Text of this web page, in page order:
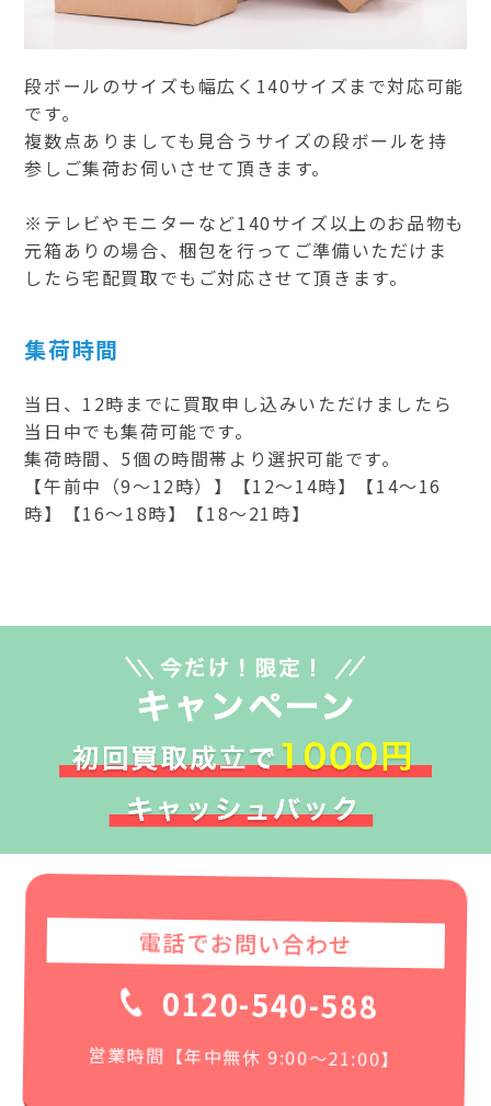
段ボールのサイズも幅広く140サイズまで対応可能
です。
複数点ありましても見合うサイズの段ボールを持
参しご集荷お伺いさせて頂きます。
※テレビやモニターなど140サイズ以上のお品物も
元箱ありの場合、梱包を行ってご準備いただけま
したら宅配買取でもご対応させて頂きます。
集荷時間
当日、12時までに買取申し込みいただけましたら
当日中でも集荷可能です。
集荷時間、5個の時間帯より選択可能です。
【午前中（9～12時）】【12～14時】【14～16
時】【16～18時】【18～21時】
電話でお問い合わせ
0120-540-588
営業時間【年中無休 9:00〜21:00】